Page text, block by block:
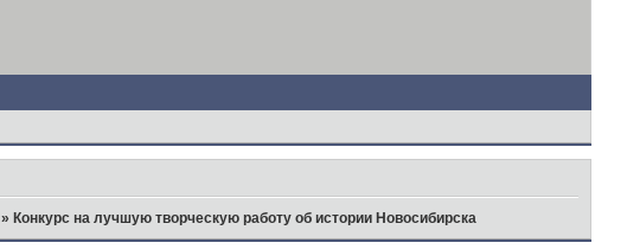
»Конкурс на лучшую творческую работу об истории Новосибирска